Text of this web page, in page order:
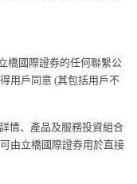
橋國際證券的任何聯繫公
用戶同意 (其包括用戶不
情、產品及服務投資組合
由立橋國際證券用於直接